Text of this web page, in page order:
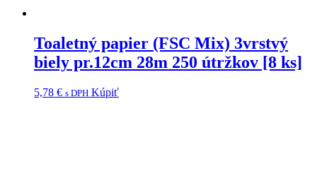
Toaletný papier (FSC Mix) 3vrstvý
biely pr.12cm 28m 250 útržkov [8 ks]
5,78 € s DPH Kúpiť